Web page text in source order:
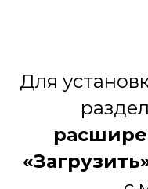
Для
раздел